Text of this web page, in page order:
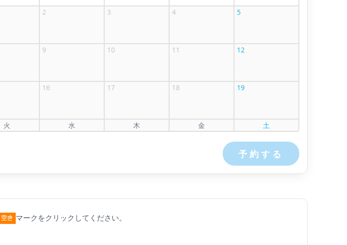
2 3 4 5
9 10 11 12
16 17 18 19
火 水 木 金 土
予約する
マークをクリックしてください。